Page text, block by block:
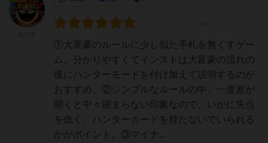
①大富豪のルールに少し似た手札を無くすゲー
ム。分かりやすくてインストは大富豪の流れの
後にハンターモードを付け加えて説明するのが
おすすめ。②シンプルなルールの中、一度差が
開くと中々縮まらない印象なので、いかに失点
を低く、ハンターカードを持たないでいられる
かがポイント。③マイナ...